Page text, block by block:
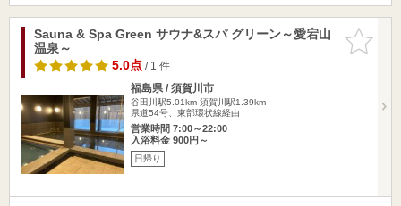
お気に入
りに追加
Sauna & Spa Green サウナ&スパ グリーン～愛宕山
温泉～
5.0点/ 1 件
福島県 / 須賀川市
谷田川駅5.01km 須賀川駅1.39km
県道54号、東部環状線経由
営業時間 7:00～22:00
入浴料金 900円～
日帰り